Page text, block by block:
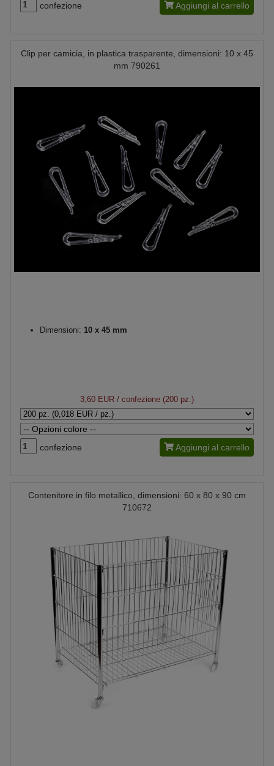
confezione Aggiungi al carrello
Clip per camicia, in plastica trasparente, dimensioni: 10 x 45
mm 790261
Dimensioni: 10 x 45 mm
3,60 EUR / confezione (200 pz.)
confezione Aggiungi al carrello
Contenitore in filo metallico, dimensioni: 60 x 80 x 90 cm
710672